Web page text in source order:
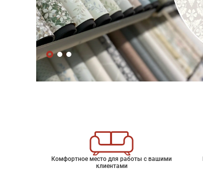
Комфортное место для работы с вашими
клиентами